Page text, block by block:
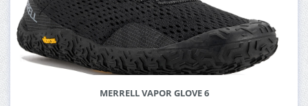
MERRELL VAPOR GLOVE 6